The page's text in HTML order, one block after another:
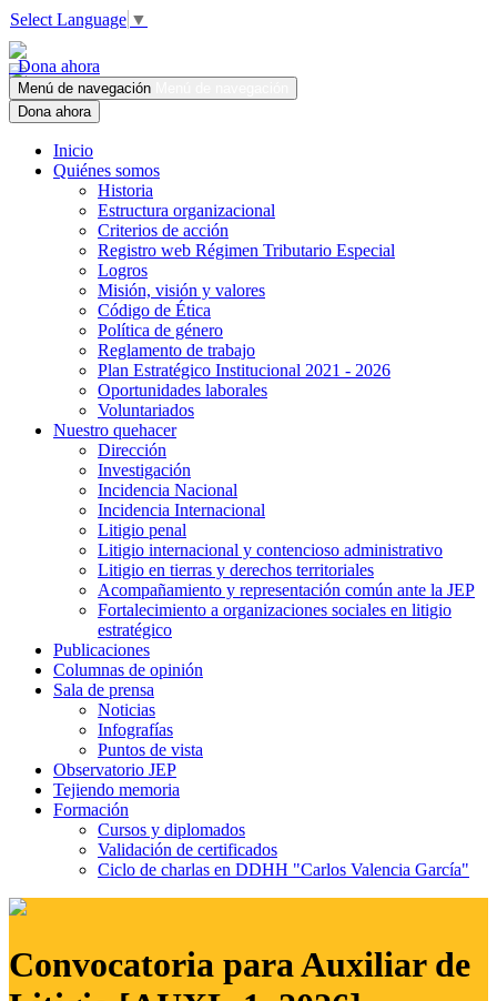
Select Language ▼
Dona ahora
Menú de navegación
Dona ahora
Inicio
Quiénes somos
Historia
Estructura organizacional
Criterios de acción
Registro web Régimen Tributario Especial
Logros
Misión, visión y valores
Código de Ética
Política de género
Reglamento de trabajo
Plan Estratégico Institucional 2021 - 2026
Oportunidades laborales
Voluntariados
Nuestro quehacer
Dirección
Investigación
Incidencia Nacional
Incidencia Internacional
Litigio penal
Litigio internacional y contencioso administrativo
Litigio en tierras y derechos territoriales
Acompañamiento y representación común ante la JEP
Fortalecimiento a organizaciones sociales en litigio
estratégico
Publicaciones
Columnas de opinión
Sala de prensa
Noticias
Infografías
Puntos de vista
Observatorio JEP
Tejiendo memoria
Formación
Cursos y diplomados
Validación de certificados
Ciclo de charlas en DDHH "Carlos Valencia García"
Convocatoria para Auxiliar de